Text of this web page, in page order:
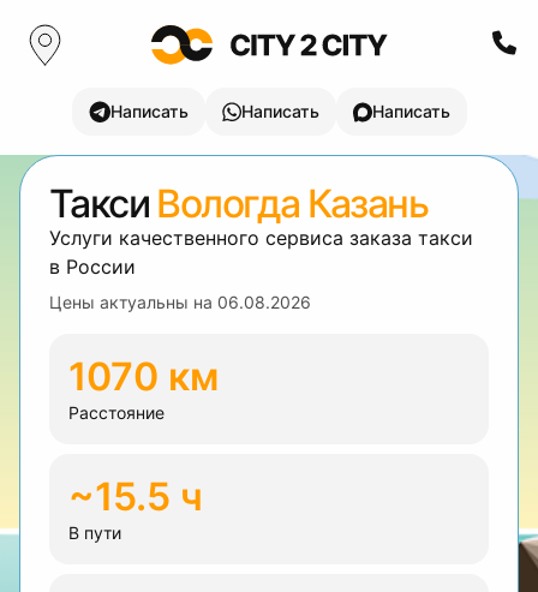
Написать Написать Написать
Такси Вологда Казань
Услуги качественного сервиса заказа такси
в России
Цены актуальны на 06.08.2026
1070 км
Расстояние
~15.5 ч
В пути